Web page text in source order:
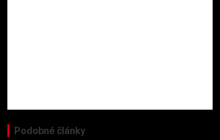
Podobné články